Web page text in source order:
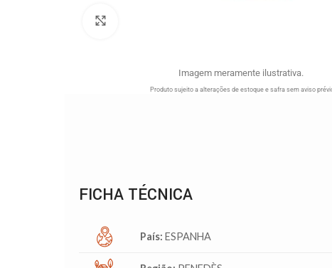
Imagem meramente ilustrativa.
Produto sujeito a alterações de estoque e safra sem aviso
FICHA TÉCNICA
País: ESPANHA